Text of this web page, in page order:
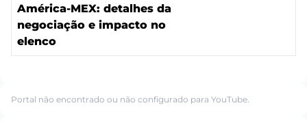
América-MEX: detalhes da
negociação e impacto no
elenco
Portal não encontrado ou não configurado para YouTube.